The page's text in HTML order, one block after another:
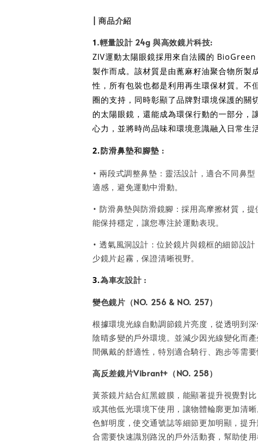
| 商品介紹
1.輕量設計 24g 與高效鏡片科技:
ZIV運動太陽眼鏡採用來自法國的
製作而成。該材質是由蓖麻籽油聚合物所製
性，所有包裝也都是利用再生環保材質。不
圈的支持，同時彰顯了品牌對環境保護的關
的太陽眼鏡，還能成為環保行動的一部分，
心力，並將時尚品味和環境意識融入日常生活
2. 防滑鼻墊和腳墊 :
• 兩段式調整鼻墊：靈活設計，適合不同鼻
適感，避免運動中滑動。
• 防滑鼻墊與防滑鏡腳：採用高摩擦材質，
能保持穩定，讓您專注於運動表現。
• 透氣風洞設計：位於鏡片與鏡框的細節設
少鏡片起霧，保證清晰視野。
3.為車友設計 :
變色鏡片（NO. 256 & NO. 257）
根據環境光線自動調節鏡片亮度，從透明到深
陰晴多變的戶外環境。並減少因光線變化而
間佩戴的舒適性，特別適合騎行、跑步等需要
高反差鏡片Vibrant+（NO. 258）
黃茶鏡片結合紅黑鍍膜，能顯著提升視覺對
或其他低光環境下使用，讓物體輪廓更加清
色鮮明度，使交通號誌等細節更加明顯，提
合需要快速識別路況的戶外活動賽，幫助使